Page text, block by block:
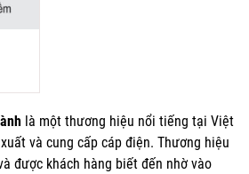
là một thương hiệu nổi tiếng tại Việt
và cung cấp cáp điện. Thương hiệu
được khách hàng biết đến nhờ vào